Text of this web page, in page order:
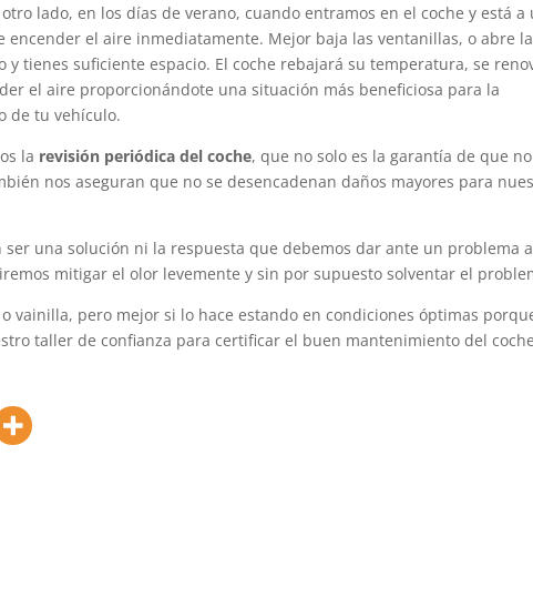
lado, en los días de verano, cuando entramos en el coche y está a
encender el aire inmediatamente. Mejor baja las ventanillas, o abre
tienes suficiente espacio. El coche rebajará su temperatura, se
el aire proporcionándote una situación más beneficiosa para la
de tu vehículo.
la revisión periódica del coche, que no solo es la garantía de que
nos aseguran que no se desencadenan daños mayores para
ser una solución ni la respuesta que debemos dar ante un problema
mitigar el olor levemente y sin por supuesto solventar el
vainilla, pero mejor si lo hace estando en condiciones óptimas
taller de confianza para certificar el buen mantenimiento del